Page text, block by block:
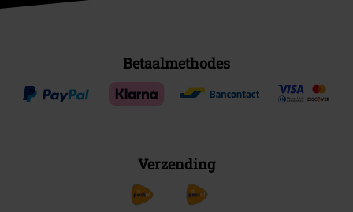
Betaalmethodes
Verzending